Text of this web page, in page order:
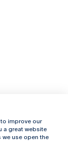
improve our
a great website
use open the